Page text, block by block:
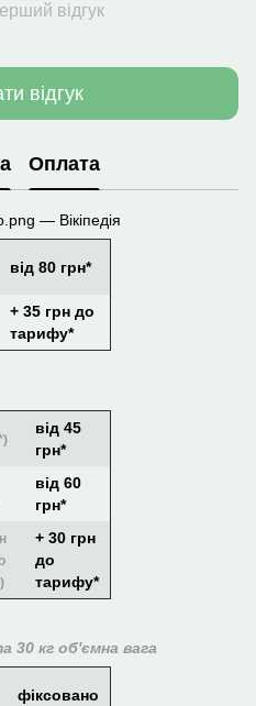
відгук
відгук
Оплата
від 80 грн*
+ 35 грн до
тарифу*
від 45
грн*
від 60
грн*
+ 30 грн
до
тарифу*
30 кг об'ємна вага
фіксовано